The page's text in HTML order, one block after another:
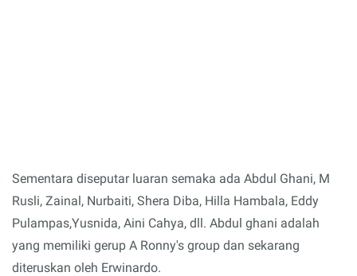
Sementara diseputar luaran semaka ada Abdul Ghani, M
Rusli, Zainal, Nurbaiti, Shera Diba, Hilla Hambala, Eddy
Pulampas,Yusnida, Aini Cahya, dll. Abdul ghani adalah
yang memiliki gerup A Ronny's group dan sekarang
diteruskan oleh Erwinardo.